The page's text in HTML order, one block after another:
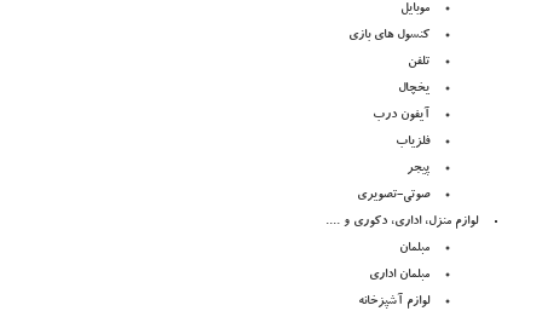
موبایل
کنسول های بازی
تلفن
یخچال
آیفون درب
فلزیاب
پیجر
صوتی-تصویری
لوازم منزل، اداری، دکوری و ....
مبلمان
مبلمان اداری
لوازم آشپزخانه